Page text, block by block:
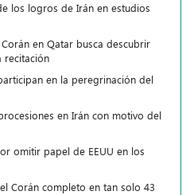
los logros de Irán en estudios
en Qatar busca descubrir
recitación
en la peregrinación del
en Irán con motivo del
omitir papel de EEUU en los
Corán completo en tan solo 43